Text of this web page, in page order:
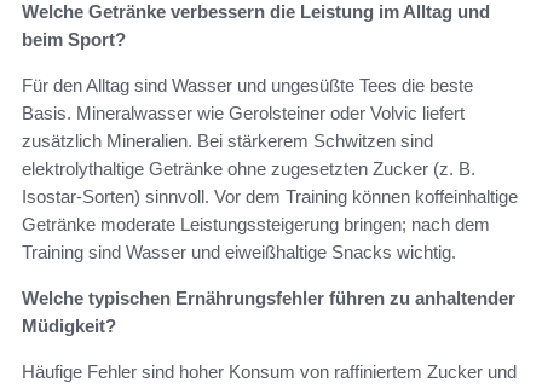
Welche Getränke verbessern die Leistung im Alltag und
beim Sport?
Für den Alltag sind Wasser und ungesüßte Tees die beste
Basis. Mineralwasser wie Gerolsteiner oder Volvic liefert
zusätzlich Mineralien. Bei stärkerem Schwitzen sind
elektrolythaltige Getränke ohne zugesetzten Zucker (z. B.
Isostar‑Sorten) sinnvoll. Vor dem Training können koffeinhaltige
Getränke moderate Leistungssteigerung bringen; nach dem
Training sind Wasser und eiweißhaltige Snacks wichtig.
Welche typischen Ernährungsfehler führen zu anhaltender
Müdigkeit?
Häufige Fehler sind hoher Konsum von raffiniertem Zucker und